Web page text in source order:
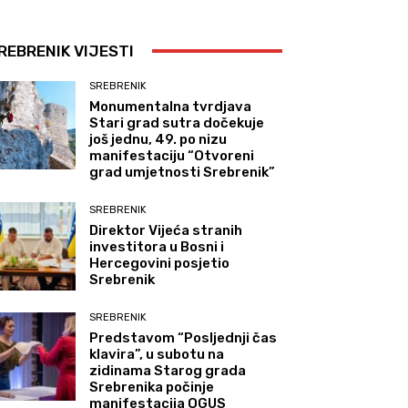
VIJESTI
SREBRENIK
Monumentalna tvrdjava
Stari grad sutra dočekuje
još jednu, 49. po nizu
manifestaciju “Otvoreni
grad umjetnosti Srebrenik”
SREBRENIK
Direktor Vijeća stranih
investitora u Bosni i
Hercegovini posjetio
Srebrenik
SREBRENIK
Predstavom “Posljednji čas
klavira”, u subotu na
zidinama Starog grada
Srebrenika počinje
manifestacija OGUS